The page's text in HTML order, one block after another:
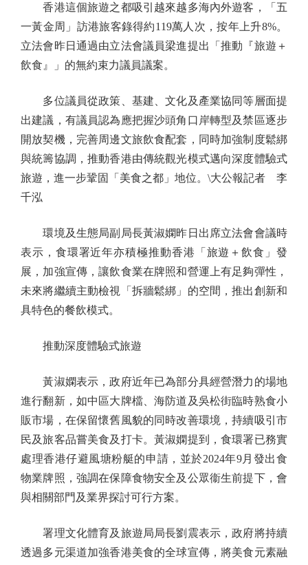
香港這個旅遊之都吸引越來越多海內外遊客，「五
一黃金周」訪港旅客錄得約119萬人次，按年上升8%。
立法會昨日通過由立法會議員梁進提出「推動『旅遊＋
飲食』」的無約束力議員議案。
多位議員從政策、基建、文化及產業協同等層面提
出建議，有議員認為應把握沙頭角口岸轉型及禁區逐步
開放契機，完善周邊文旅飲食配套，同時加強制度鬆綁
與統籌協調，推動香港由傳統觀光模式邁向深度體驗式
旅遊，進一步鞏固「美食之都」地位。\大公報記者 李
千泓
環境及生態局副局長黃淑嫻昨日出席立法會會議時
表示，食環署近年亦積極推動香港「旅遊＋飲食」發
展，加強宣傳，讓飲食業在牌照和營運上有足夠彈性，
未來將繼續主動檢視「拆牆鬆綁」的空間，推出創新和
具特色的餐飲模式。
推動深度體驗式旅遊
黃淑嫻表示，政府近年已為部分具經營潛力的場地
進行翻新，如中區大牌檔、海防道及吳松街臨時熟食小
販市場，在保留懷舊風貌的同時改善環境，持續吸引市
民及旅客品嘗美食及打卡。黃淑嫻提到，食環署已務實
處理香港仔避風塘粉艇的申請，並於2024年9月發出食
物業牌照，強調在保障食物安全及公眾衞生前提下，會
與相關部門及業界探討可行方案。
署理文化體育及旅遊局局長劉震表示，政府將持續
透過多元渠道加強香港美食的全球宣傳，將美食元素融